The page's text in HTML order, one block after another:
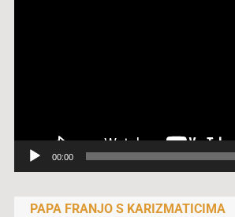
00:00
PAPA FRANJO S KARIZMATICIMA